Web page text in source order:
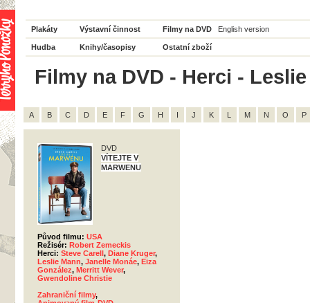
Plakáty Výstavní činnost Filmy na DVD English version
Hudba Knihy/časopisy Ostatní zboží
Filmy na DVD - Herci -
A B C D E F G H I J K L M N O P
DVD
VÍTEJTE V
MARWENU
Původ filmu: USA
Režisér: Robert Zemeckis
Herci: Steve Carell, Diane Kruger,
Leslie Mann, Janelle Monáe, Eiza
González, Merritt Wever,
Gwendoline Christie
Zahraniční filmy,